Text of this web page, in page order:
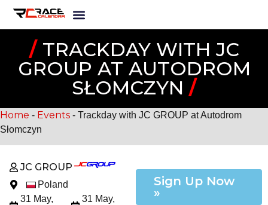
/TRACKDAY WITH JC
GROUP AT AUTODROM
SŁOMCZYN /
Home - Events - Trackday with JC GROUP at Autodrom
Słomczyn
JC GROUP
Poland
31 May,
31 May,
Sign Up Now
»